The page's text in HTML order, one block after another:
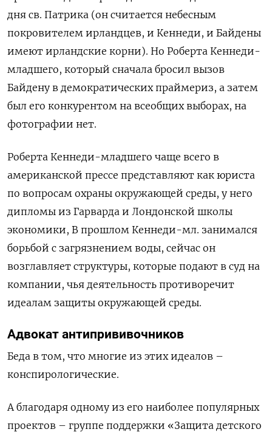
дня св. Патрика (он считается небесным
покровителем ирландцев, и Кеннеди, и Байдены
имеют ирландские корни). Но Роберта Кеннеди-
младшего, который сначала бросил вызов
Байдену в демократических праймериз, а затем
был его конкурентом на всеобщих выборах, на
фотографии нет.
Роберта Кеннеди-младшего чаще всего в
американской прессе представляют как юриста
по вопросам охраны окружающей среды, у него
дипломы из Гарварда и Лондонской школы
экономики, В прошлом Кеннеди-мл. занимался
борьбой с загрязнением воды, сейчас он
возглавляет структуры, которые подают в суд на
компании, чья деятельность противоречит
идеалам защиты окружающей среды.
Адвокат антипрививочников
Беда в том, что многие из этих идеалов –
конспирологические.
А благодаря одному из его наиболее популярных
проектов – группе поддержки «Защита детского